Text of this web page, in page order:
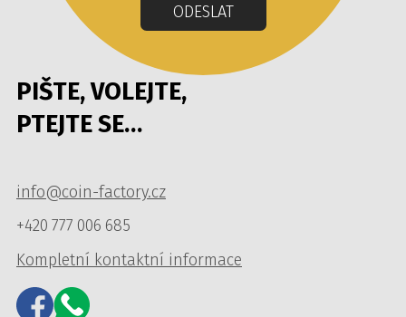
PIŠTE, VOLEJTE,
PTEJTE SE…
info@coin-factory.cz
+420 777 006 685
Kompletní kontaktní informace
ODESLAT